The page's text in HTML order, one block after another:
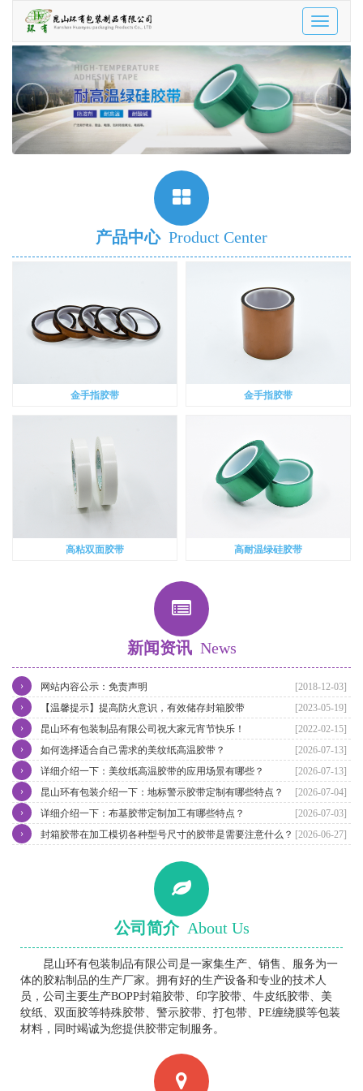
Toggle
‹ ›
产品中心 Product Center
金手指胶带 金手指胶带
高粘双面胶带 高耐温绿硅胶带
新闻资讯 News
[2018-12-03]
网站内容公示：免责声明
›
[2023-05-19]
【温馨提示】提高防火意识，有效储存封箱胶带
›
[2022-02-15]
昆山环有包装制品有限公司祝大家元宵节快乐！
›
[2026-07-13]
如何选择适合自己需求的美纹纸高温胶带？
›
[2026-07-13]
详细介绍一下：美纹纸高温胶带的应用场景有哪些？
›
[2026-07-04]
昆山环有包装介绍一下：地标警示胶带定制有哪些特点？
›
[2026-07-03]
详细介绍一下：布基胶带定制加工有哪些特点？
›
[2026-06-27]
封箱胶带在加工模切各种型号尺寸的胶带是需要注意什么？
›
公司简介 About Us
昆山环有包装制品有限公司是一家集生产、销售、服务为一
体的胶粘制品的生产厂家。拥有好的生产设备和专业的技术人
员，公司主要生产BOPP封箱胶带、印字胶带、牛皮纸胶带、美
纹纸、双面胶等特殊胶带、警示胶带、打包带、PE缠绕膜等包装
材料，同时竭诚为您提供胶带定制服务。